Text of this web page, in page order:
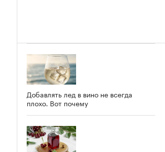
Добавлять лед в вино не всегда
плохо. Вот почему